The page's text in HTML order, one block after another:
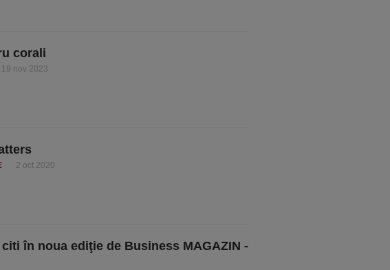
corali
19 nov 2023
2 oct 2020
în noua ediţie de Business MAGAZIN -